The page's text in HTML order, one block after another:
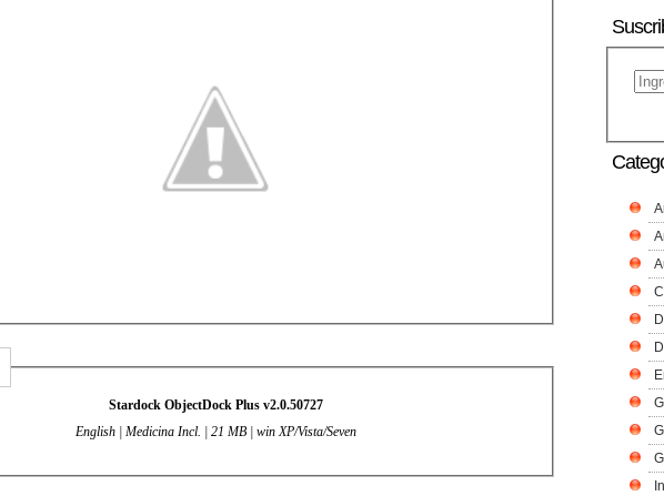
Stardock ObjectDock Plus v2.0.50727
English | Medicina Incl. | 21 MB | win XP/Vista/Seven